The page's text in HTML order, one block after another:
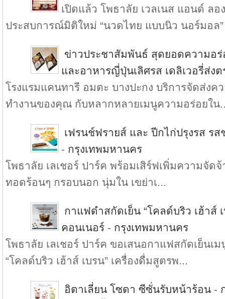
เปิดแล้ว โพธาลัย เวลเนส แอนด์ ล
ประสบการณ์มิติใหม่ “นวดไทย แบบนิว นอร์มอล
ข่าวประชาสัมพันธ์ สุดยอดความอร่
และอาหารญี่ปุ่นเลิศรส เดลิเวอรี่ส่ง
โรงแรมแคนทารี อมตะ บางปะกง บริการจัดส่งค
ทำงานของคุณ กับหลากหลายเมนูความอร่อยใน
เฟรนช์ฟรายส์ และ ปีกไก่ปรุงรส รส
- กรุงเทพมหานคร
โพธาลัย เลเชอร์ ปาร์ค พร้อมเสิร์ฟเพิ่มความจัด
ทอดร้อนๆ กรอบนอก นุ่มใน เขย่าเ...
กาแฟดำสกัดเย็น “โคลด์บริว เฮ้าส์
คอนเนอร์ - กรุงเทพมหานคร
โพธาลัย เลเชอร์ ปาร์ค ขอเสนอกาแฟสกัดเย็นเ
“โคลด์บริว เฮ้าส์ เบรน” เครื่องดื่มสูตรพ...
อิตาเลี่ยน โซดา ซีซั่นรับหน้าร้อน -